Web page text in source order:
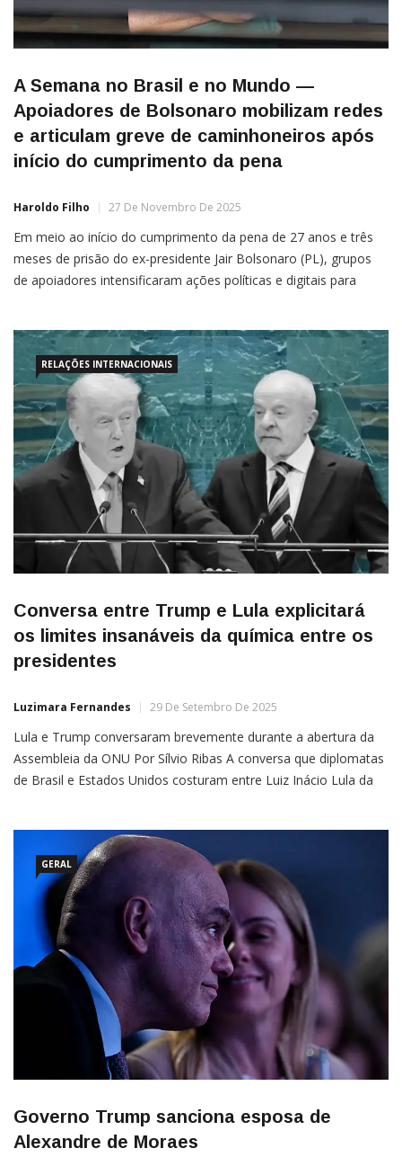
A Semana no Brasil e no Mundo —
Apoiadores de Bolsonaro mobilizam redes
e articulam greve de caminhoneiros após
início do cumprimento da pena
Haroldo Filho 27 De Novembro De 2025
Em meio ao início do cumprimento da pena de 27 anos e três
meses de prisão do ex-presidente Jair Bolsonaro (PL), grupos
de apoiadores intensificaram ações políticas e digitais para
deputado Eduardo Bolsonaro (PL-SP), com […]
RELAÇÕES INTERNACIONAIS
Conversa entre Trump e Lula explicitará
os limites insanáveis da química entre os
presidentes
Luzimara Fernandes 29 De Setembro De 2025
Lula e Trump conversaram brevemente durante a abertura da
Assembleia da ONU Por Sílvio Ribas A conversa que diplomatas
de Brasil e Estados Unidos costuram entre Luiz Inácio Lula da
e informal encontro dos presidentes nos bastidores da ONU […]
GERAL
Governo Trump sanciona esposa de
Alexandre de Moraes